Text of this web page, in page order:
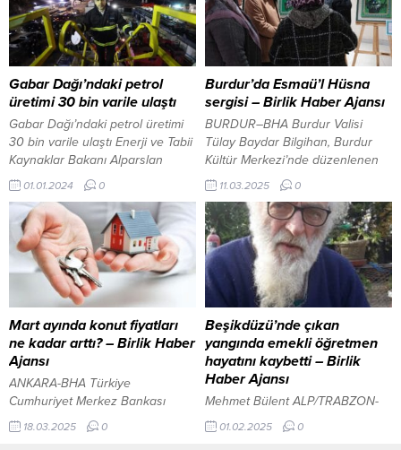
55 yılın en sıcak dördüncü mart
ayı olarak kayıtlara geçti. 1991-
2020 dönemi ortalamasına göre
mart ayında 7,7 derece olan
sıcaklık, bu yıl 3 derece artarak
birçok bölgede...
sonucu Jandarma ve AFAD
ekipleri tarafından sağ salim
bulunduğunu duyurdu. Tunceli
Valisi Şefik Aygöl, sosyal medya
hesabından yaptığı paylaşımda,
Pülümür ilçesi Buyar Gölü’ne 8
Haziran...
Gabar Dağı’ndaki petrol
üretimi 30 bin varile ulaştı
Gabar Dağı’ndaki petrol üretimi
30 bin varile ulaştı Enerji ve Tabii
Kaynaklar Bakanı Alparslan
Bayraktar, Gabar Dağı’nda
incelemelerde bulundu.
Açıklamada bulunan Bayraktar,
Gabar Dağı’ndaki petrol üretimi
30 bin varile ulaştığını kaydetti.
Daha önce terörle anılan bir
bölge olan Gabar Dağı’nın petrol
üretiminde öncü olacağını dile
getiren Bayraktar, şu ifadelere
yer verdi:...
01.01.2024 0
Burdur’da Esmaü’l Hüsna
sergisi – Birlik Haber Ajansı
BURDUR–BHA Burdur Valisi
Tülay Baydar Bilgihan, Burdur
Kültür Merkezi’nde düzenlenen
sanatçı Yaşar Yapıcı Nalcı’ya ait
“Manalı 99 El-Esmaü’l Hüsna”
resim sergisinin açılışına katıldı.
Sergide, İslam’ın 99 güzel ismini
sanatsal bir perspektifle
yorumlayan eserler
sanatseverlerle buluştu.
Burdur’da çorak topraklardan
verimli yem üretimi: Halofitlerle
sürdürülebilir hayvancılık Vali
Baydar Bilgihan, sanata ve
kültürel...
11.03.2025 0
Mart ayında konut fiyatları
ne kadar arttı? – Birlik Haber
Ajansı
ANKARA-BHA Türkiye
Cumhuriyet Merkez Bankası
(TCMB) tarafından hesaplanan
Konut Fiyat Endeksi (KFE), Mart
18.03.2025 0
Beşikdüzü’nde çıkan
yangında emekli öğretmen
hayatını kaybetti – Birlik
Haber Ajansı
Mehmet Bülent ALP/TRABZON-
BHA Edinilen bilgilere göre
Ersin Cora’nın tek başına
01.02.2025 0